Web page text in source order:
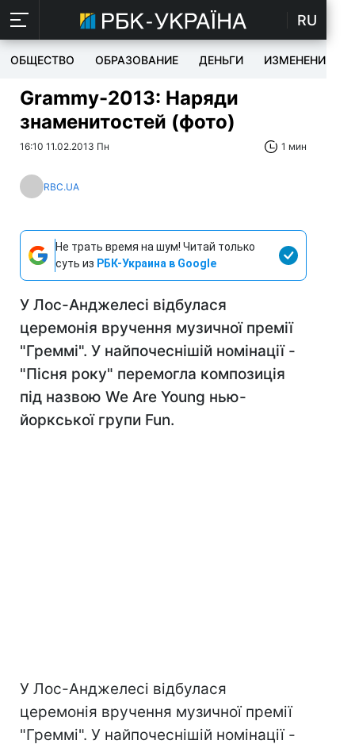
RU
ОБЩЕСТВО ОБРАЗОВАНИЕ ДЕНЬГИ ИЗМЕНЕНИЯ
Grammy-2013: Наряди
знаменитостей (фото)
16:10 11.02.2013 Пн 1 мин
RBC.UA
Не трать время на шум! Читай только
суть из РБК-Украина в Google
У Лос-Анджелесі відбулася
церемонія вручення музичної премії
"Греммі". У найпочеснішій номінації -
"Пісня року" перемогла композиція
під назвою We Are Young нью-
йоркської групи Fun.
У Лос-Анджелесі відбулася
церемонія вручення музичної премії
"Греммі". У найпочеснішій номінації -